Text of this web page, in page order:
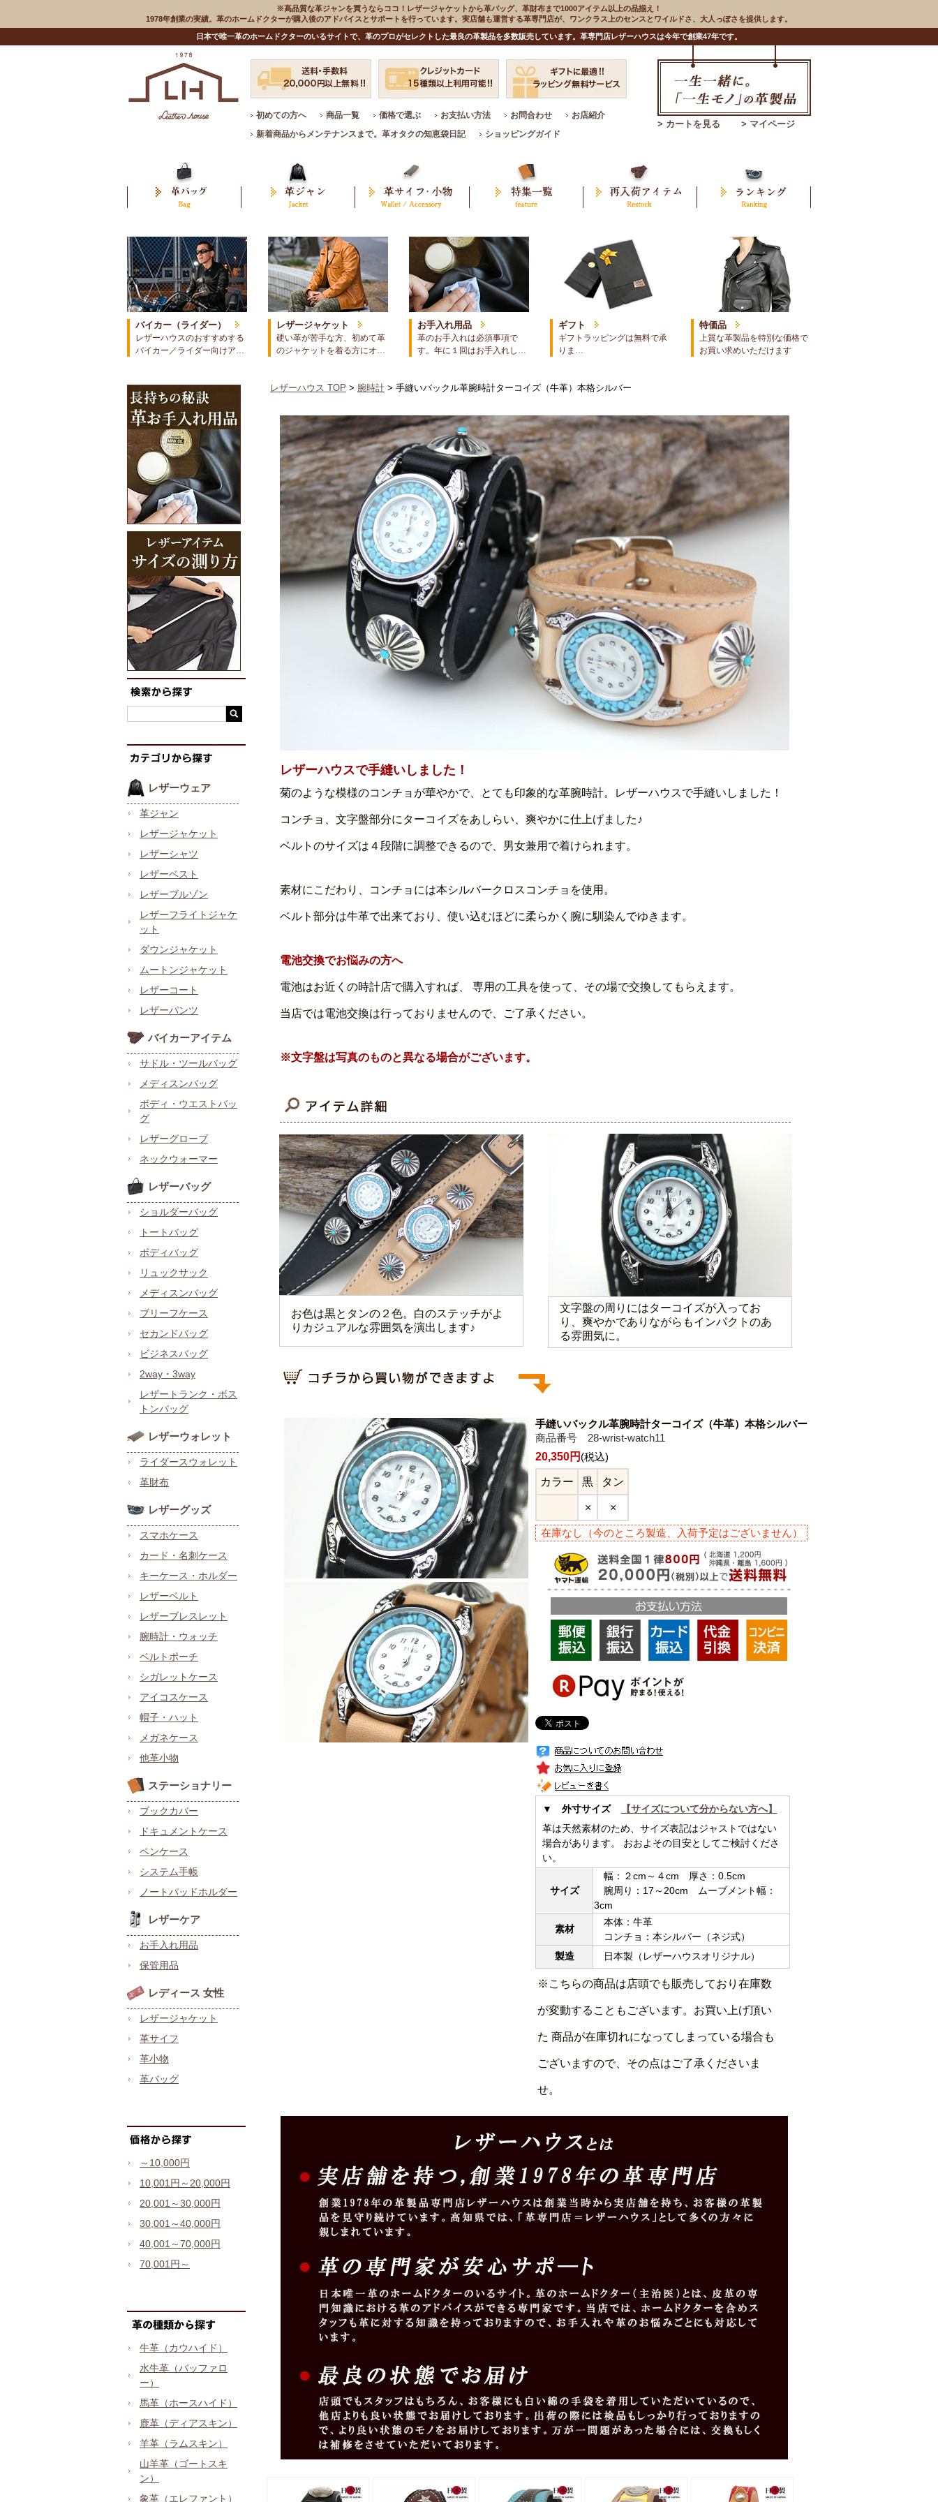
※高品質な革ジャンを買うならココ！レザージャケットから革バッグ、革財布まで1000アイテム以上の品揃え！
1978年創業の実績。革のホームドクターが購入後のアドバイスとサポートを行っています。実店舗も運営する革専門店が、ワンクラス上のセンスとワイルドさ、大人っぽさを提供します。
日本で唯一革のホームドクターのいるサイトで、革のプロがセレクトした最良の革製品を多数販売しています。革専門店レザーハウスは今年で創業47年です。
初めての方へ 商品一覧 価格で選ぶ お支払い方法 お問合わせ
お店紹介
新着商品からメンテナンスまで。革オタクの知恵袋日記
ショッピングガイド
> カートを見る > マイページ
バイカー（ライダー）
レザーハウスのおすすめする
バイカー／ライダー向けア…
レザージャケット
硬い革が苦手な方、初めて革
のジャケットを着る方にオ…
お手入れ用品
革のお手入れは必須事項で
す。年に１回はお手入れし…
ギフト
ギフトラッピングは無料で承
りま…
特価品
上質な革製品を特別な価格で
お買い求めいただけます
レザーウェア
革ジャン
レザージャケット
レザーシャツ
レザーベスト
レザーブルゾン
レザーフライトジャケ
ット
ダウンジャケット
ムートンジャケット
レザーコート
レザーパンツ
バイカーアイテム
サドル・ツールバッグ
メディスンバッグ
ボディ・ウエストバッ
グ
レザーグローブ
ネックウォーマー
レザーバッグ
ショルダーバッグ
トートバッグ
ボディバッグ
リュックサック
メディスンバッグ
ブリーフケース
セカンドバッグ
ビジネスバッグ
2way・3way
レザートランク・ボス
トンバッグ
レザーウォレット
ライダースウォレット
革財布
レザーグッズ
スマホケース
カード・名刺ケース
キーケース・ホルダー
レザーベルト
レザーブレスレット
腕時計・ウォッチ
ベルトポーチ
シガレットケース
アイコスケース
帽子・ハット
メガネケース
他革小物
ステーショナリー
ブックカバー
ドキュメントケース
ペンケース
システム手帳
ノートパッドホルダー
レザーケア
お手入れ用品
保管用品
レディース 女性
レザージャケット
革サイフ
革小物
革バッグ
～10,000円
10,001円～20,000円
20,001～30,000円
30,001～40,000円
40,001～70,000円
70,001円～
牛革（カウハイド）
水牛革（バッファロ
ー）
馬革（ホースハイド）
鹿革（ディアスキン）
羊革（ラムスキン）
山羊革（ゴートスキ
ン）
象革（エレファント）
レザーハウス TOP > 腕時計 > 手縫いバックル革腕時計ターコイズ（牛革）本格シルバー
レザーハウスで手縫いしました！
菊のような模様のコンチョが華やかで、とても印象的な革腕時計。レザーハウスで手縫いしました！
コンチョ、文字盤部分にターコイズをあしらい、爽やかに仕上げました♪
ベルトのサイズは４段階に調整できるので、男女兼用で着けられます。
素材にこだわり、コンチョには本シルバークロスコンチョを使用。
ベルト部分は牛革で出来ており、使い込むほどに柔らかく腕に馴染んでゆきます。
電池交換でお悩みの方へ
電池はお近くの時計店で購入すれば、 専用の工具を使って、その場で交換してもらえます。
当店では電池交換は行っておりませんので、ご了承ください。
※文字盤は写真のものと異なる場合がございます。
お色は黒とタンの２色。白のステッチがよ
りカジュアルな雰囲気を演出します♪
文字盤の周りにはターコイズが入ってお
り、爽やかでありながらもインパクトのあ
る雰囲気に。
手縫いバックル革腕時計ターコイズ（牛革）本格シルバー
商品番号 28-wrist-watch11
20,350円 (税込)
カラー 黒 タン
× ×
在庫なし（今のところ製造、入荷予定はございません）
▼ 外寸サイズ
【サイズについて分からない方へ】
革は天然素材のため、サイズ表記はジャストではない
場合があります。 おおよその目安としてご検討くださ
い。
サイズ
幅：２cm～４cm 厚さ：0.5cm
腕周り：17～20cm ムーブメント幅：
3cm
素材
本体：牛革
コンチョ：本シルバー（ネジ式）
製造
日本製（レザーハウスオリジナル）
※こちらの商品は店頭でも販売しており在庫数
が変動することもございます。お買い上げ頂い
た 商品が在庫切れになってしまっている場合も
ございますので、その点はご了承くださいま
せ。